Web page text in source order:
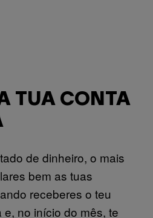
TUA CONTA
de dinheiro, o mais
bem as tuas
receberes o teu
no início do mês, te